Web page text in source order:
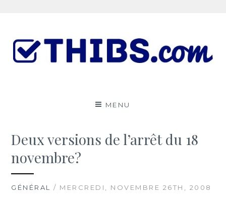
contenu
MENU
Deux versions de l’arrêt du 18
novembre?
GÉNÉRAL / MERCREDI, NOVEMBRE 26TH, 2008